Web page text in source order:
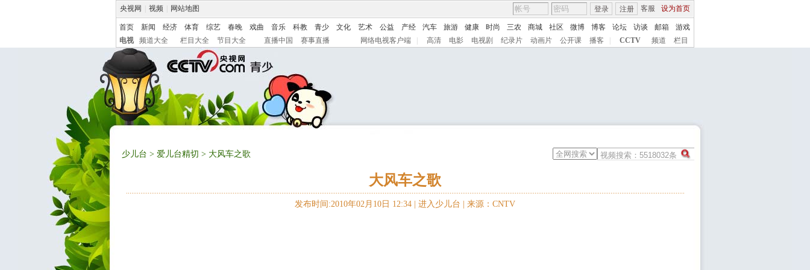
央视网 视频 网站地图 客服 设为首页
登录 注册
首页 新闻 经济 体育 综艺 春晚 戏曲 音乐 科教 青少 文化 艺术 公益 产经 汽车 旅游 健康 时尚 三农 商城 社区 微博 博客 论坛 访谈 邮箱
游戏
电视
频道大全 栏目大全 节目大全 直播中国 赛事直播 网络电视客户端 高清 电影 电视剧 纪录片 动画片 公开课 播客 CCTV 频道 栏目
少儿台 > 爱儿台精切 > 大风车之歌
大风车之歌
发布时间:2010年02月10日 12:34 | 进入少儿台 来源：CNTV